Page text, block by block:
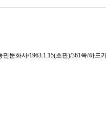
문화사/1963.1.15(초판)/361쪽/하드